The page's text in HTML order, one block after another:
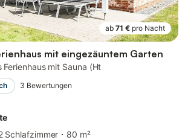
ab 71 € pro Nacht
mit eingezäuntem Garten
mit Sauna (Ht
3 Bewertungen
Schlafzimmer
80 m²